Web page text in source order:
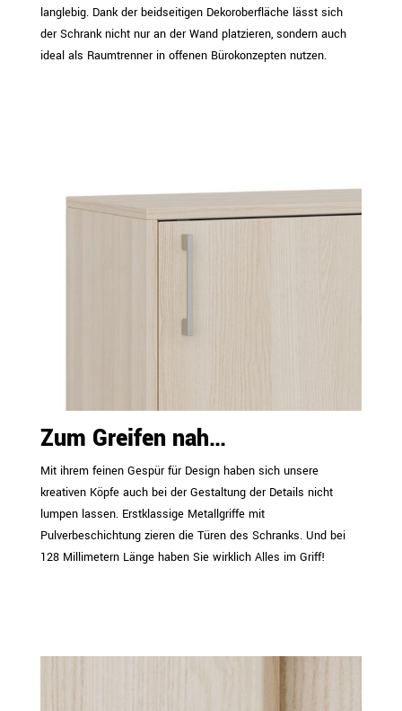
langlebig. Dank der beidseitigen Dekoroberfläche lässt sich
der Schrank nicht nur an der Wand platzieren, sondern auch
ideal als Raumtrenner in offenen Bürokonzepten nutzen.
Zum Greifen nah…
Mit ihrem feinen Gespür für Design haben sich unsere
kreativen Köpfe auch bei der Gestaltung der Details nicht
lumpen lassen. Erstklassige Metallgriffe mit
Pulverbeschichtung zieren die Türen des Schranks. Und bei
128 Millimetern Länge haben Sie wirklich Alles im Griff!